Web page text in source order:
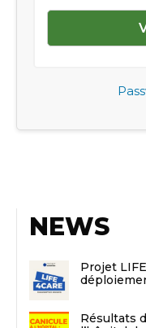
NEWS
Projet
Résultats